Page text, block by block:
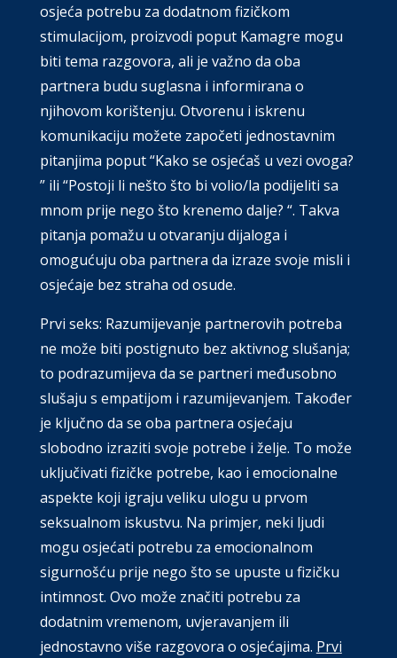
osjeća potrebu za dodatnom fizičkom
stimulacijom, proizvodi poput Kamagre mogu
biti tema razgovora, ali je važno da oba
partnera budu suglasna i informirana o
njihovom korištenju. Otvorenu i iskrenu
komunikaciju možete započeti jednostavnim
pitanjima poput “Kako se osjećaš u vezi ovoga?
” ili “Postoji li nešto što bi volio/la podijeliti sa
mnom prije nego što krenemo dalje? “. Takva
pitanja pomažu u otvaranju dijaloga i
omogućuju oba partnera da izraze svoje misli i
osjećaje bez straha od osude.
Prvi seks: Razumijevanje partnerovih potreba
ne može biti postignuto bez aktivnog slušanja;
to podrazumijeva da se partneri međusobno
slušaju s empatijom i razumijevanjem. Također
je ključno da se oba partnera osjećaju
slobodno izraziti svoje potrebe i želje. To može
uključivati fizičke potrebe, kao i emocionalne
aspekte koji igraju veliku ulogu u prvom
seksualnom iskustvu. Na primjer, neki ljudi
mogu osjećati potrebu za emocionalnom
sigurnošću prije nego što se upuste u fizičku
intimnost. Ovo može značiti potrebu za
dodatnim vremenom, uvjeravanjem ili
jednostavno više razgovora o osjećajima. Prvi